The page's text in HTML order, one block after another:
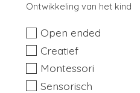
Ontwikkeling van het kind
Open ended
Creatief
Montessori
Sensorisch